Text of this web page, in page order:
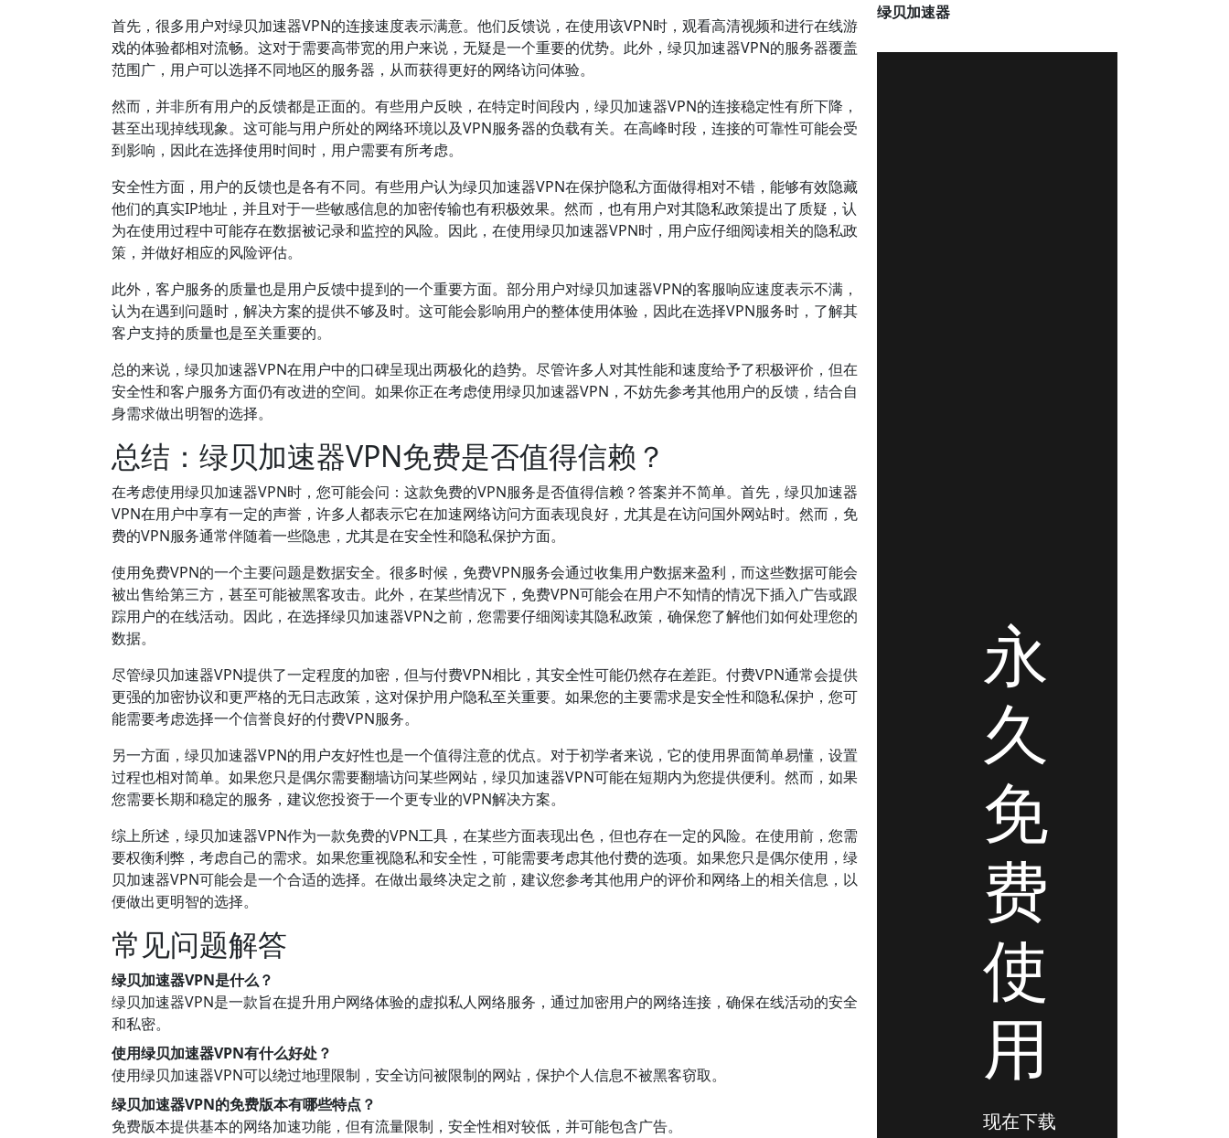
首先，很多用户对绿贝加速器VPN的连接速度表示满意。他们反馈说，在使用该VPN时，观看高清视频和进行在线游
戏的体验都相对流畅。这对于需要高带宽的用户来说，无疑是一个重要的优势。此外，绿贝加速器VPN的服务器覆盖
范围广，用户可以选择不同地区的服务器，从而获得更好的网络访问体验。
然而，并非所有用户的反馈都是正面的。有些用户反映，在特定时间段内，绿贝加速器VPN的连接稳定性有所下降，
甚至出现掉线现象。这可能与用户所处的网络环境以及VPN服务器的负载有关。在高峰时段，连接的可靠性可能会受
到影响，因此在选择使用时间时，用户需要有所考虑。
安全性方面，用户的反馈也是各有不同。有些用户认为绿贝加速器VPN在保护隐私方面做得相对不错，能够有效隐藏
他们的真实IP地址，并且对于一些敏感信息的加密传输也有积极效果。然而，也有用户对其隐私政策提出了质疑，认
为在使用过程中可能存在数据被记录和监控的风险。因此，在使用绿贝加速器VPN时，用户应仔细阅读相关的隐私政
策，并做好相应的风险评估。
此外，客户服务的质量也是用户反馈中提到的一个重要方面。部分用户对绿贝加速器VPN的客服响应速度表示不满，
认为在遇到问题时，解决方案的提供不够及时。这可能会影响用户的整体使用体验，因此在选择VPN服务时，了解其
客户支持的质量也是至关重要的。
总的来说，绿贝加速器VPN在用户中的口碑呈现出两极化的趋势。尽管许多人对其性能和速度给予了积极评价，但在
安全性和客户服务方面仍有改进的空间。如果你正在考虑使用绿贝加速器VPN，不妨先参考其他用户的反馈，结合自
身需求做出明智的选择。
总结：绿贝加速器VPN免费是否值得信赖？
在考虑使用绿贝加速器VPN时，您可能会问：这款免费的VPN服务是否值得信赖？答案并不简单。首先，绿贝加速器
VPN在用户中享有一定的声誉，许多人都表示它在加速网络访问方面表现良好，尤其是在访问国外网站时。然而，免
费的VPN服务通常伴随着一些隐患，尤其是在安全性和隐私保护方面。
使用免费VPN的一个主要问题是数据安全。很多时候，免费VPN服务会通过收集用户数据来盈利，而这些数据可能会
被出售给第三方，甚至可能被黑客攻击。此外，在某些情况下，免费VPN可能会在用户不知情的情况下插入广告或跟
踪用户的在线活动。因此，在选择绿贝加速器VPN之前，您需要仔细阅读其隐私政策，确保您了解他们如何处理您的
数据。
尽管绿贝加速器VPN提供了一定程度的加密，但与付费VPN相比，其安全性可能仍然存在差距。付费VPN通常会提供
更强的加密协议和更严格的无日志政策，这对保护用户隐私至关重要。如果您的主要需求是安全性和隐私保护，您可
能需要考虑选择一个信誉良好的付费VPN服务。
另一方面，绿贝加速器VPN的用户友好性也是一个值得注意的优点。对于初学者来说，它的使用界面简单易懂，设置
过程也相对简单。如果您只是偶尔需要翻墙访问某些网站，绿贝加速器VPN可能在短期内为您提供便利。然而，如果
您需要长期和稳定的服务，建议您投资于一个更专业的VPN解决方案。
综上所述，绿贝加速器VPN作为一款免费的VPN工具，在某些方面表现出色，但也存在一定的风险。在使用前，您需
要权衡利弊，考虑自己的需求。如果您重视隐私和安全性，可能需要考虑其他付费的选项。如果您只是偶尔使用，绿
贝加速器VPN可能会是一个合适的选择。在做出最终决定之前，建议您参考其他用户的评价和网络上的相关信息，以
便做出更明智的选择。
常见问题解答
绿贝加速器VPN是什么？
绿贝加速器VPN是一款旨在提升用户网络体验的虚拟私人网络服务，通过加密用户的网络连接，确保在线活动的安全
和私密。
使用绿贝加速器VPN有什么好处？
使用绿贝加速器VPN可以绕过地理限制，安全访问被限制的网站，保护个人信息不被黑客窃取。
绿贝加速器VPN的免费版本有哪些特点？
免费版本提供基本的网络加速功能，但有流量限制，安全性相对较低，并可能包含广告。
绿贝加速器
永
久
免
费
使
用
现在下载